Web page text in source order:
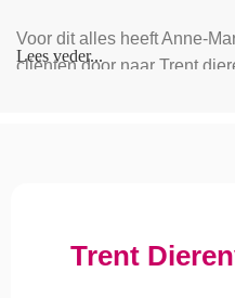
Voor dit alles heeft Anne-
cliënten door naar Trent
Lees veder...
Trent